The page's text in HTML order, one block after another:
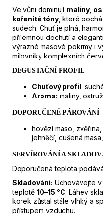
Ve vůni dominují maliny,
kořenité tóny , které
sudech. Chuť je plná,
příjemnou dochutí a
výrazné masové pokrmy i
milovníky komplexních
DEGUSTAČNÍ PROFIL
Chuťový profil:
Aroma: maliny,
DOPORUČENÉ PÁROVÁNÍ
hovězí maso,
jehněčí, dušená
SERVÍROVÁNÍ A
Doporučená teplota
Skladování: Uchovávejte v
teplotě 10–15 °C. Láhev
korek zůstal stále vlhký a
přístupem vzduchu.